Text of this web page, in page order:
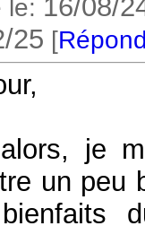
le: 16/08/
25 [
je
un peu